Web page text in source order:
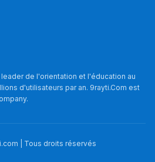
2011 بدّلاتني بزّاف، مسار
إلياس أريدال، إطار
مهنة التّرجمة، العمل
التّطوّعي، التّشبيك و
de l'orientation et l'éducation au
d'utilisateurs par an. 9rayti.Com est
.
| Tous droits réservés